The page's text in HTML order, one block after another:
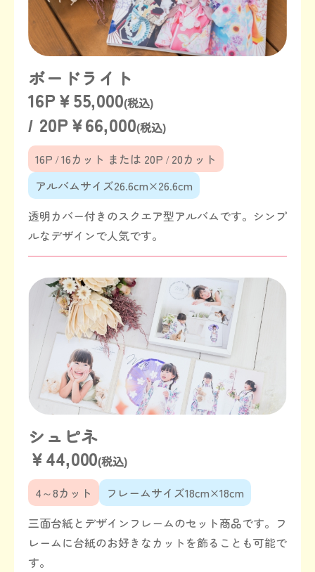
ボードライト
16P￥55,000(税込)
/ 20P￥66,000(税込)
16P / 16カット または 20P / 20カット
アルバムサイズ26.6cm×26.6cm
透明カバー付きのスクエア型アルバムです。シンプ
ルなデザインで人気です。
シュピネ
￥44,000(税込)
4～8カット
フレームサイズ18cm×18cm
三面台紙とデザインフレームのセット商品です。フ
レームに台紙のお好きなカットを飾ることも可能で
す。